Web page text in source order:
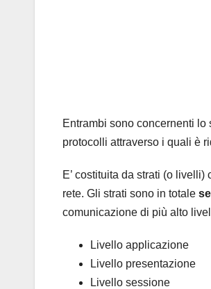
Entrambi sono concernenti
protocolli attraverso i quali è
E’ costituita da strati (o
rete. Gli strati sono in totale
comunicazione di più alto
Livello applicazione
Livello presentazione
Livello sessione